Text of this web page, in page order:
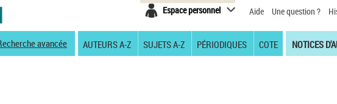
Espace personnel Aide Une question ?
avancée AUTEURS A-Z SUJETS A-Z PÉRIODIQUES COTE NOTICES